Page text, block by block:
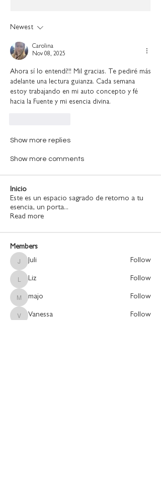
Newest
Carolina
Nov 08, 2025
Ahora sí lo entendí!!! Mil gracias. Te pediré más
adelante una lectura guianza. Cada semana
estoy trabajando en mi auto concepto y fé
hacia la Fuente y mi esencia divina.
Show more replies
Show more comments
Inicio
Este es un espacio sagrado de retorno a tu
esencia, un porta...
Read more
Members
Juli
Juli Follow
Liz
Liz Follow
majo
majo Follow
Vanessa
Vanessa Follow